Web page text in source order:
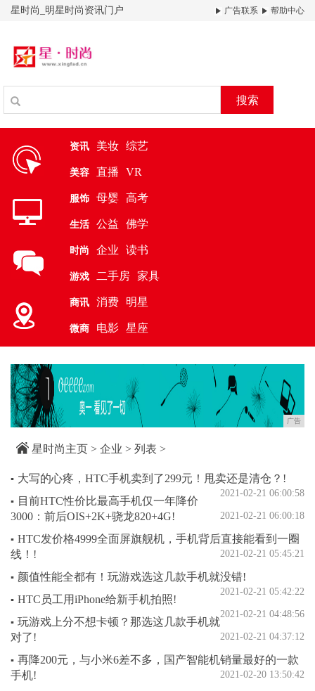
星时尚_明星时尚资讯门户 广告联系 帮助中心
搜索
资讯 美妆 综艺
美容 直播 VR
服饰 母婴 高考
生活 公益 佛学
时尚 企业 读书
游戏 二手房 家具
商讯 消费 明星
微商 电影 星座
广告
星时尚主页 > 企业 > 列表 >
▪ 大写的心疼，HTC手机卖到了299元！甩卖还是清仓？!
2021-02-21 06:00:58
▪ 目前HTC性价比最高手机仅一年降价
3000：前后OIS+2K+骁龙820+4G!
2021-02-21 06:00:18
▪ HTC发价格4999全面屏旗舰机，手机背后直接能看到一圈
线！!
2021-02-21 05:45:21
▪ 颜值性能全都有！玩游戏选这几款手机就没错!
2021-02-21 05:42:22
▪ HTC员工用iPhone给新手机拍照!
2021-02-21 04:48:56
▪ 玩游戏上分不想卡顿？那选这几款手机就
对了!
2021-02-21 04:37:12
▪ 再降200元，与小米6差不多，国产智能机销量最好的一款
手机!
2021-02-20 13:50:42